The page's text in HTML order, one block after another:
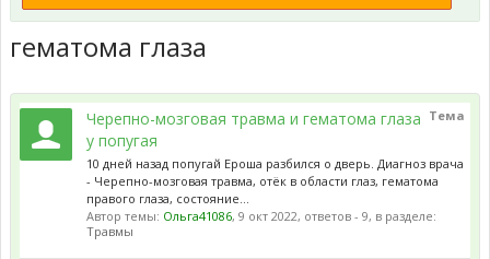
гематома глаза
Тема
Черепно-мозговая травма и гематома глаза
у попугая
10 дней назад попугай Ероша разбился о дверь. Диагноз врача
- Черепно-мозговая травма, отёк в области глаз, гематома
правого глаза, состояние...
Автор темы: Ольга41086, 9 окт 2022, ответов - 9, в разделе:
Травмы